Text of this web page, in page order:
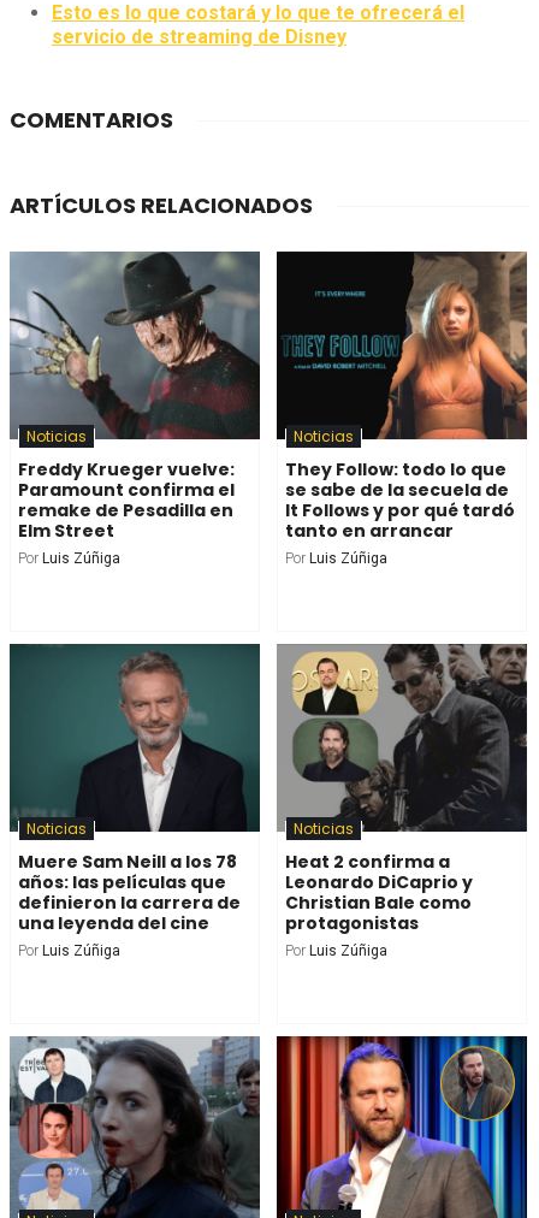
Esto es lo que costará y lo que te ofrecerá el
servicio de streaming de Disney
COMENTARIOS
ARTÍCULOS RELACIONADOS
Noticias
Freddy Krueger vuelve:
Paramount confirma el
remake de Pesadilla en
Elm Street
Por Luis Zúñiga
Noticias
They Follow: todo lo que
se sabe de la secuela de
It Follows y por qué tardó
tanto en arrancar
Por Luis Zúñiga
Noticias
Muere Sam Neill a los 78
años: las películas que
definieron la carrera de
una leyenda del cine
Por Luis Zúñiga
Noticias
Heat 2 confirma a
Leonardo DiCaprio y
Christian Bale como
protagonistas
Por Luis Zúñiga